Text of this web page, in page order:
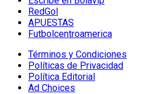
RedGol
APUESTAS
Futbolcentroamerica
Términos y Condiciones
Políticas de Privacidad
Política Editorial
Ad Choices